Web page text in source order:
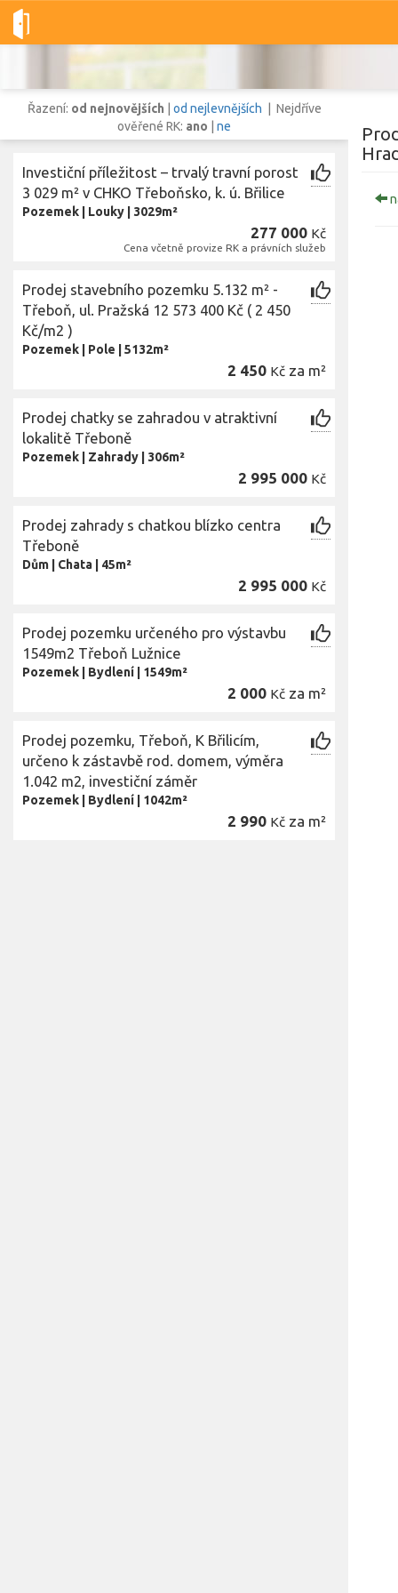
Dobré-nemovitosti.cz obec Třeboň, okres Jindřichův Hradec,
Vše Byty Domy Pozemky
Lokalita
Cena
Řazení: od nejnovějších od nejlevnějších | Nejdříve
ověřené RK: ano ne
Investiční příležitost – trvalý travní porost
3 029 m² v CHKO Třeboňsko, k. ú. Břilice
Pozemek Louky 3029m²
277 000 Kč
Cena včetně provize RK a právních služeb
Prodej stavebního pozemku 5.132 m² -
Třeboň, ul. Pražská 12 573 400 Kč ( 2 450
Kč/m2 )
Pozemek Pole 5132m²
2 450 Kč za m²
Prodej chatky se zahradou v atraktivní
lokalitě Třeboně
Pozemek Zahrady 306m²
2 995 000 Kč
Prodej zahrady s chatkou blízko centra
Třeboně
Dům Chata 45m²
2 995 000 Kč
Prodej pozemku určeného pro výstavbu
1549m2 Třeboň Lužnice
Pozemek Bydlení 1549m²
2 000 Kč za m²
Prodej pozemku, Třeboň, K Břilicím,
určeno k zástavbě rod. domem, výměra
1.042 m2, investiční záměr
Pozemek Bydlení 1042m²
2 990 Kč za m²